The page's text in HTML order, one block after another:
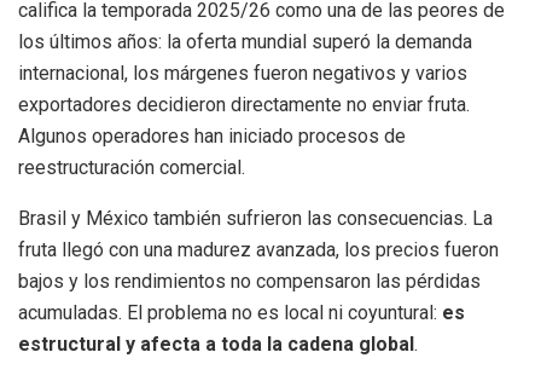
califica la temporada 2025/26 como una de las peores de
los últimos años: la oferta mundial superó la demanda
internacional, los márgenes fueron negativos y varios
exportadores decidieron directamente no enviar fruta.
Algunos operadores han iniciado procesos de
reestructuración comercial.
Brasil y México también sufrieron las consecuencias. La
fruta llegó con una madurez avanzada, los precios fueron
bajos y los rendimientos no compensaron las pérdidas
acumuladas. El problema no es local ni coyuntural: es
estructural y afecta a toda la cadena global.